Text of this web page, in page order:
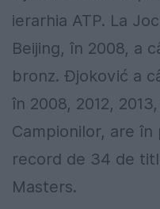
ierarhia ATP. La
Beijing, în 2008, a
bronz. Đjoković a
în 2008, 2012,
Campionilor, are
record de 34 de
Masters.